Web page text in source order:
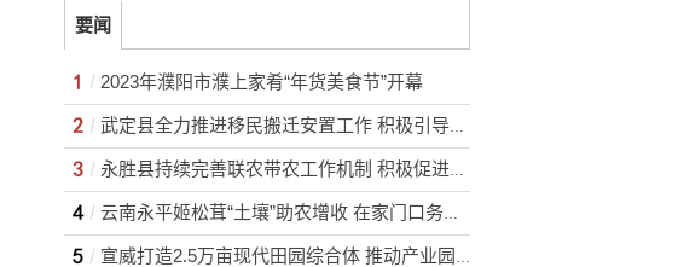
要闻
2023年濮阳市濮上家肴“年货美食节”开幕
武定县全力推进移民搬迁安置工作 积极引导移民多渠道就业
永胜县持续完善联农带农工作机制 积极促进农民收入持续增长
云南永平姬松茸“土壤”助农增收 在家门口务工实现稳步增收
宣威打造2.5万亩现代田园综合体 推动产业园区农业转型升级